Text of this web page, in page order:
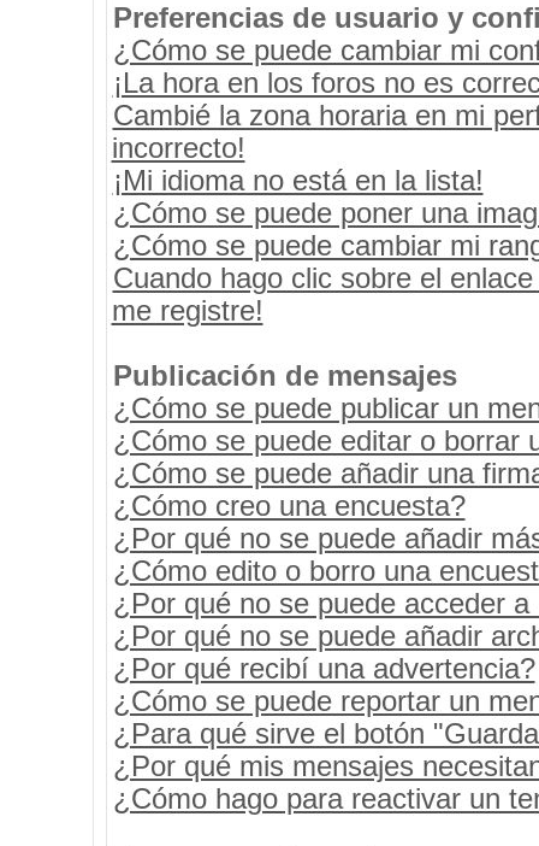
Preferencias de usuario y
¿Cómo se puede cambiar mi
¡La hora en los foros no es
Cambié la zona horaria en mi
incorrecto!
¡Mi idioma no está en la lista!
¿Cómo se puede poner una
¿Cómo se puede cambiar mi
Cuando hago clic sobre el
me registre!
Publicación de mensajes
¿Cómo se puede publicar un
¿Cómo se puede editar o borrar
¿Cómo se puede añadir una
¿Cómo creo una encuesta?
¿Por qué no se puede añadir
¿Cómo edito o borro una
¿Por qué no se puede acceder a
¿Por qué no se puede añadir
¿Por qué recibí una advertencia?
¿Cómo se puede reportar un
¿Para qué sirve el botón
¿Por qué mis mensajes
¿Cómo hago para reactivar un